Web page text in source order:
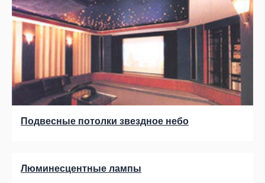
Подвесные потолки звездное небо
Люминесцентные лампы